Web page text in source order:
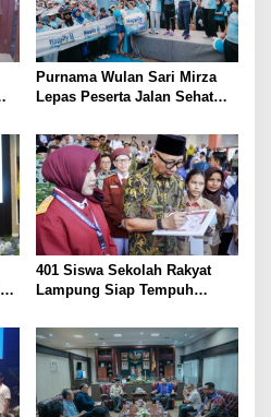
Purnama Wulan Sari Mirza
Lepas Peserta Jalan Sehat
Lansia Sehat dan Bahagia
401 Siswa Sekolah Rakyat
Lampung Siap Tempuh
Dorong Lahirnya Generasi
Emas